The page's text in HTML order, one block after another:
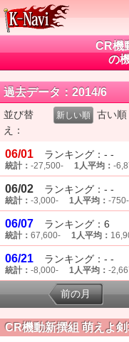
CR機
の
過去データ：2014/6
並び替
え：
新しい順 古い順
06/01 ランキング：- -
統計： -27,500- 1人平均： -
06/02 ランキング：- -
統計： -3,000- 1人平均： -750-
06/07 ランキング：6
統計： 67,600- 1人平均：
06/21 ランキング：- -
統計： -8,000- 1人平均： -
前の月
CR機動新撰組 萌えよ